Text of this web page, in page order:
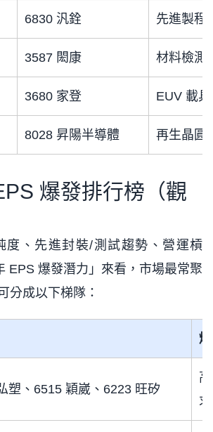
6830 汎銓 先進製程
3587 閎康 材料檢測
3680 家登 EUV 載
8028 昇陽半導體 再生晶圓
爆發排行榜（觀
度、先進封裝/測試趨勢、營運槓
EPS 爆發潛力」來看，市場最常聚
分成以下梯隊：
塑、6515 穎崴、6223 旺矽